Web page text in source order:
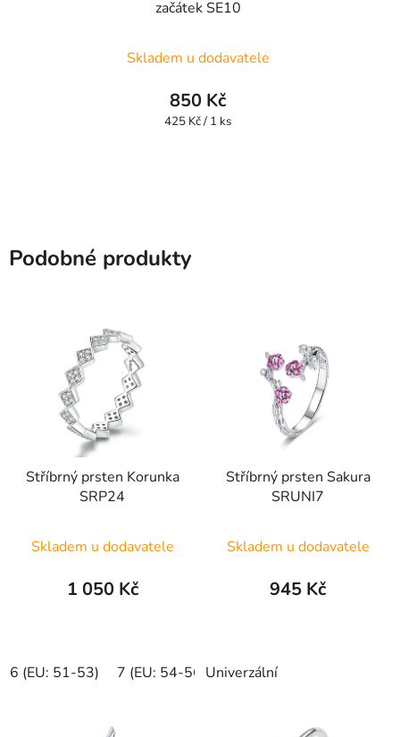
začátek SE10
Skladem u dodavatele
850 Kč
Měrná
425 Kč / 1 ks
Podobné produkty
Stříbrný prsten Korunka
SRP24
Skladem u dodavatele
1 050 Kč
6 (EU: 51-53) 7 (EU: 54-56) 8 (EU: 57-58)
Stříbrný prsten Sakura
SRUNI7
Skladem u dodavatele
945 Kč
Univerzální